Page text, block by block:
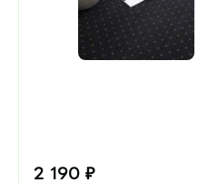
2 190 ₽